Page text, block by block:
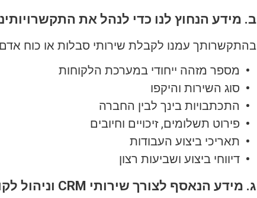
ב. מידע הנחוץ לנו כדי לנהל את
בהתקשרותך עמנו לקבלת שירותי סבלות או כוח
מספר מזהה ייחודי במערכת הלקוחות
סוג השירות והיקפו
התכתבויות בינך לבין החברה
פירוט תשלומים, זיכויים וחיובים
תאריכי ביצוע העבודות
דיווחי ביצוע ושביעות רצון
ג. מידע הנאסף לצורך שירותי CRM וניהול לקוחות